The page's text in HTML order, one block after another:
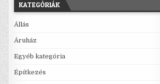
KATEGÓRIÁK
Állás
Áruház
Egyéb kategória
Építkezés